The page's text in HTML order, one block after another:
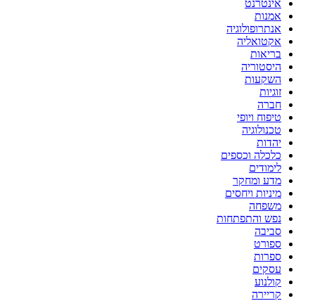
אינטרנט
אמנות
אנתרופולוגיה
אקטואליה
בריאות
היסטוריה
השקעות
זוגיות
חברה
טיפוח ויופי
טכנולוגיה
יהדות
כלכלה וכספים
לימודים
מדע ומחקר
מיניות ויחסים
משפחה
נפש והתפתחות
סביבה
ספורט
ספרות
עסקים
קולנוע
קריירה